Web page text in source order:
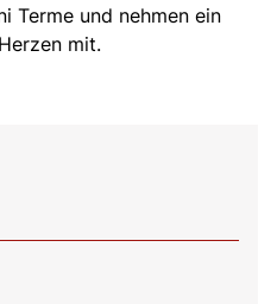
Terme und nehmen ein
mit.